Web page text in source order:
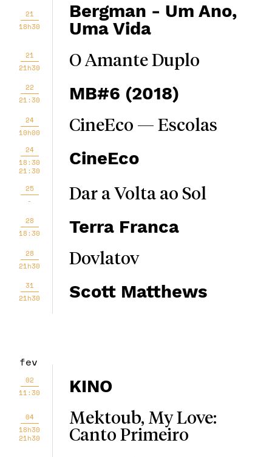
21
18h30
Bergman - Um Ano,
Uma Vida
21
21h30
O Amante Duplo
22
21:30
MB#6 (2018)
24
10h00
CineEco — Escolas
24
18:30
21:30
CineEco
25
-
Dar a Volta ao Sol
28
18:30
Terra Franca
28
21h30
Dovlatov
31
21h30
Scott Matthews
fev
02
11:30
KINO
04
18h30
21h30
Mektoub, My Love:
Canto Primeiro